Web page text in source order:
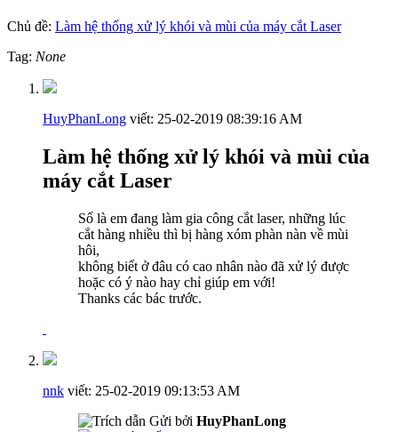
Chủ đề: Làm hệ thống xử lý khói và mùi của máy cắt Laser
Tag: None
HuyPhanLong viết: 25-02-2019 08:39:16 AM
Làm hệ thống xử lý khói và mùi của
máy cắt Laser
Số là em đang làm gia công cắt laser, những lúc
cắt hàng nhiều thì bị hàng xóm phàn nàn về mùi
hôi,
không biết ở đâu có cao nhân nào đã xử lý được
hoặc có ý nào hay chỉ giúp em với!
Thanks các bác trước.
nnk viết: 25-02-2019 09:13:53 AM
Gửi bởi HuyPhanLong